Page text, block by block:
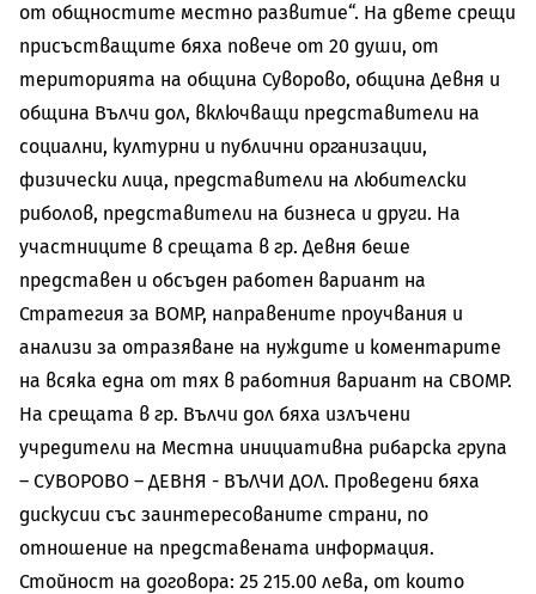
от общностите местно развитие“. На двете срещи
присъстващите бяха повече от 20 души, от
територията на община Суворово, община Девня и
община Вълчи дол, включващи представители на
социални, културни и публични организации,
физически лица, представители на любителски
риболов, представители на бизнеса и други. На
участниците в срещата в гр. Девня беше
представен и обсъден работен вариант на
Стратегия за ВОМР, направените проучвания и
анализи за отразяване на нуждите и коментарите
на всяка една от тях в работния вариант на СВОМР.
На срещата в гр. Вълчи дол бяха излъчени
учредители на Местна инициативна рибарска група
– СУВОРОВО – ДЕВНЯ - ВЪЛЧИ ДОЛ. Проведени бяха
дискусии със заинтересованите страни, по
отношение на представената информация.
Стойност на договора: 25 215.00 лева, от които